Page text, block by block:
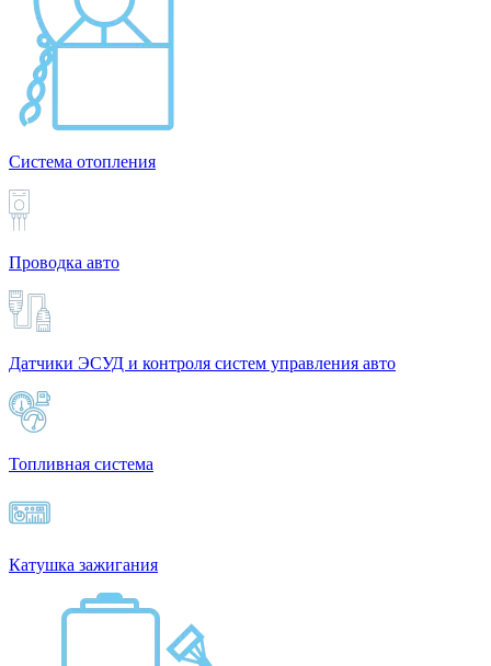
Система отопления
Проводка авто
Датчики ЭСУД и контроля систем управления авто
Топливная система
Катушка зажигания